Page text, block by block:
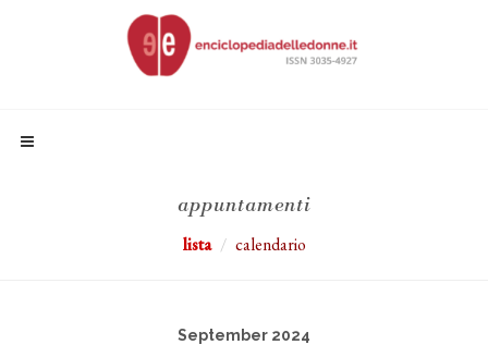
appuntamenti
lista calendario
September 2024